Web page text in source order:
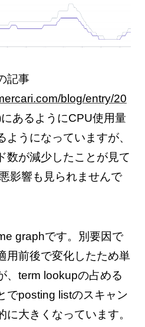
記事
blog/entry/20
あるようにCPU使用量
うになっていますが、
数が減少したことが見て
影響も見られませんで
graphです。別要因で
用前後で変化したため単
、term lookupの占める
でposting listのスキャン
大きくなっています。